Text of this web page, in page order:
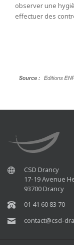
observer une
effectuer des
CSD Drancy
17-19 Avenue
93700 Drancy
01 41 60 83 70
contact@csd-